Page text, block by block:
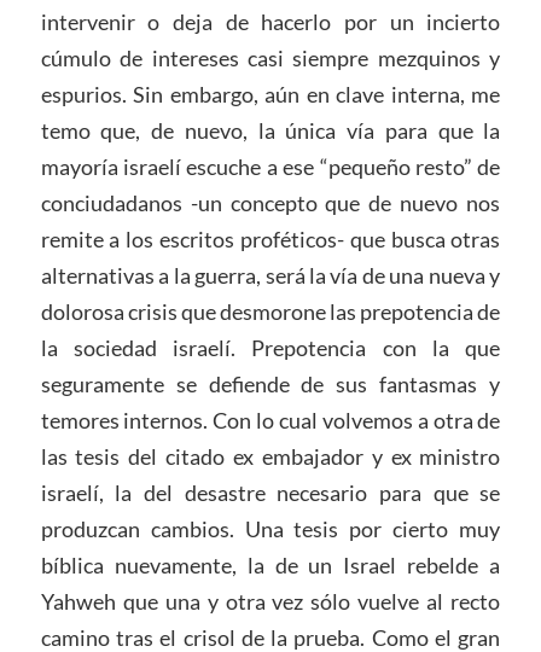
intervenir o deja de hacerlo por un incierto
cúmulo de intereses casi siempre mezquinos y
espurios. Sin embargo, aún en clave interna, me
temo que, de nuevo, la única vía para que la
mayoría israelí escuche a ese “pequeño resto” de
conciudadanos -un concepto que de nuevo nos
remite a los escritos proféticos- que busca otras
alternativas a la guerra, será la vía de una nueva y
dolorosa crisis que desmorone las prepotencia de
la sociedad israelí. Prepotencia con la que
seguramente se defiende de sus fantasmas y
temores internos. Con lo cual volvemos a otra de
las tesis del citado ex embajador y ex ministro
israelí, la del desastre necesario para que se
produzcan cambios. Una tesis por cierto muy
bíblica nuevamente, la de un Israel rebelde a
Yahweh que una y otra vez sólo vuelve al recto
camino tras el crisol de la prueba. Como el gran